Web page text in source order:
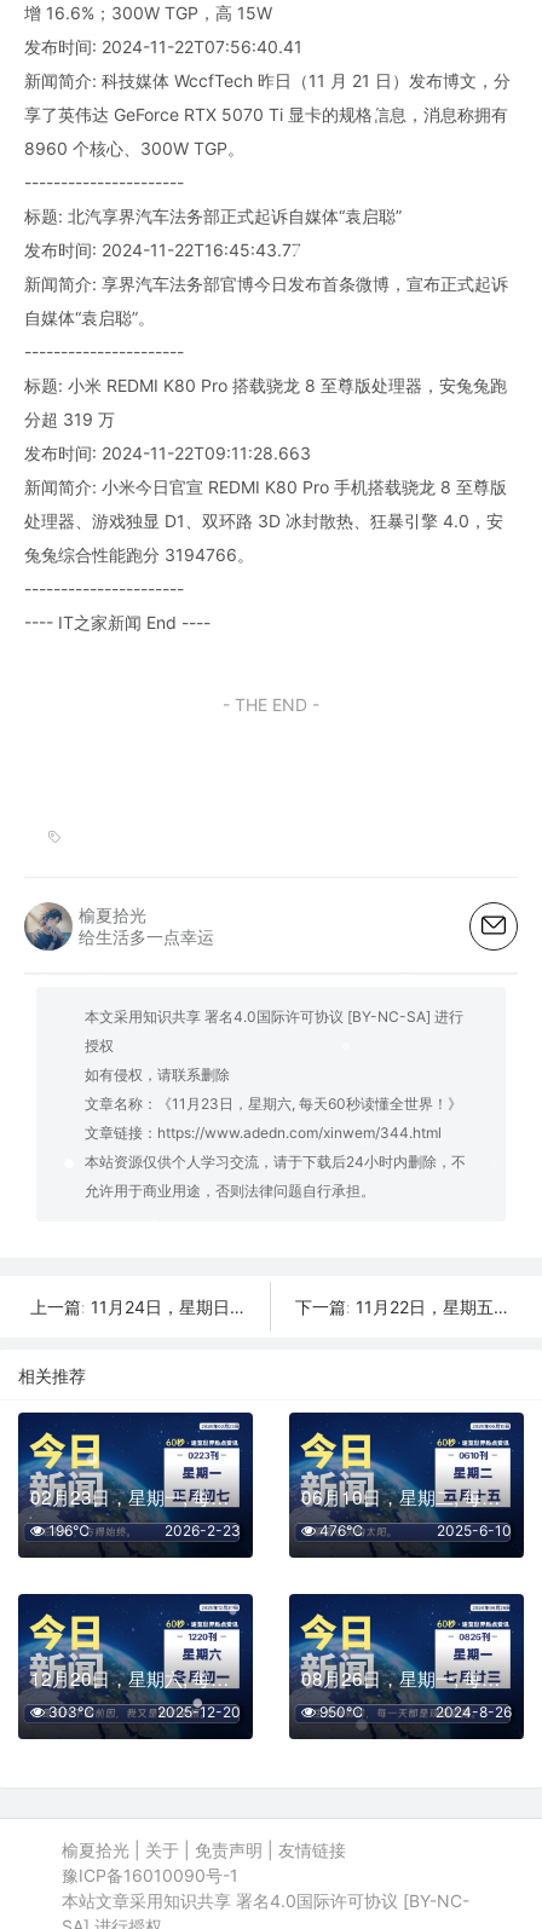
增 16.6%；300W TGP，高 15W
发布时间: 2024-11-22T07:56:40.41
新闻简介: 科技媒体 WccfTech 昨日（11 月 21 日）发布博文，分
享了英伟达 GeForce RTX 5070 Ti 显卡的规格信息，消息称拥有
8960 个核心、300W TGP。
----------------------
标题: 北汽享界汽车法务部正式起诉自媒体“袁启聪”
发布时间: 2024-11-22T16:45:43.77
新闻简介: 享界汽车法务部官博今日发布首条微博，宣布正式起诉
自媒体“袁启聪”。
----------------------
标题: 小米 REDMI K80 Pro 搭载骁龙 8 至尊版处理器，安兔兔跑
分超 319 万
发布时间: 2024-11-22T09:11:28.663
新闻简介: 小米今日官宣 REDMI K80 Pro 手机搭载骁龙 8 至尊版
处理器、游戏独显 D1、双环路 3D 冰封散热、狂暴引擎 4.0，安
兔兔综合性能跑分 3194766。
----------------------
---- IT之家新闻 End ----
- THE END -
榆夏拾光
给生活多一点幸运
本文采用知识共享 署名4.0国际许可协议 [BY-NC-SA] 进行
授权
如有侵权，请联系删除
文章名称：《11月23日，星期六, 每天60秒读懂全世界！》
文章链接： https://www.adedn.com/xinwem/344.html
本站资源仅供个人学习交流，请于下载后24小时内删除，不
允许用于商业用途，否则法律问题自行承担。
上一篇: 11月24日，星期日, 每天60秒读懂全世界！ 下一篇: 11月22日，星期五, 每天60秒读懂全世界！
相关推荐
02月23日，星期一, 每天60秒读懂全世界！
2026-2-23
196℃
06月10日，星期二, 每天60秒读懂全世界！
2025-6-10
476℃
12月20日，星期六, 每天60秒读懂全世界！
2025-12-20
303℃
08月26日，星期一, 每天60秒读懂全世界！
2024-8-26
950℃
榆夏拾光| 关于| 免责声明
友情链接
豫ICP备16010090号-1
本站文章采用知识共享 署名4.0国际许可协议 [BY-NC-